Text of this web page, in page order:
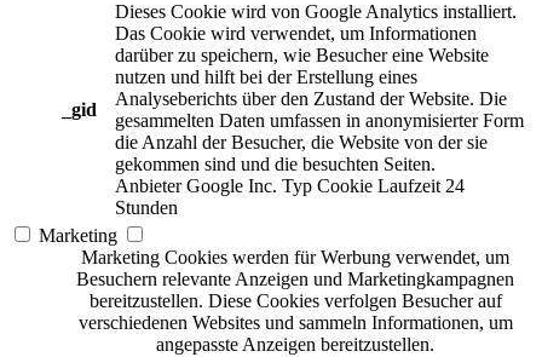
_gid
Dieses Cookie wird von Google Analytics installiert.
Das Cookie wird verwendet, um Informationen
darüber zu speichern, wie Besucher eine Website
nutzen und hilft bei der Erstellung eines
Analyseberichts über den Zustand der Website. Die
gesammelten Daten umfassen in anonymisierter Form
die Anzahl der Besucher, die Website von der sie
gekommen sind und die besuchten Seiten.
Anbieter Google Inc. Typ Cookie Laufzeit 24
Stunden
Marketing
Marketing Cookies werden für Werbung verwendet, um
Besuchern relevante Anzeigen und Marketingkampagnen
bereitzustellen. Diese Cookies verfolgen Besucher auf
verschiedenen Websites und sammeln Informationen, um
angepasste Anzeigen bereitzustellen.